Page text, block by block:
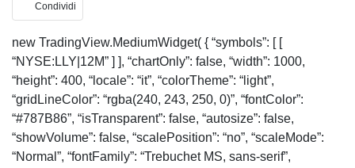
Condividi
new TradingView.MediumWidget( { “symbols”: [ [
“NYSE:LLY|12M” ] ], “chartOnly”: false, “width”: 1000,
“height”: 400, “locale”: “it”, “colorTheme”: “light”,
“gridLineColor”: “rgba(240, 243, 250, 0)”, “fontColor”:
“#787B86”, “isTransparent”: false, “autosize”: false,
“showVolume”: false, “scalePosition”: “no”, “scaleMode”:
“Normal”, “fontFamily”: “Trebuchet MS, sans-serif”,